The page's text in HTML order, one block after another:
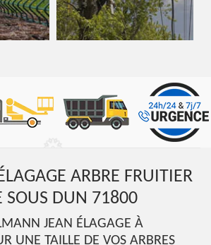
ARBRE FRUITIER
SOUS DUN 71800
JEAN ÉLAGAGE À
UNE TAILLE DE VOS ARBRES